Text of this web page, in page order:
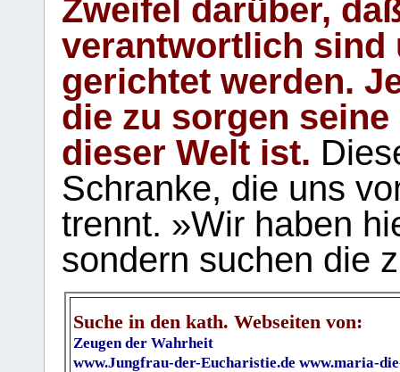
Zweifel darüber,
verantwortlich sind
gerichtet werden.
die zu sorgen
dieser Welt ist.
Schranke, die uns
trennt. »Wir haben
sondern suchen die
Suche in den kath. Webseiten von:
Zeugen der Wahrheit
www.Jungfrau-der-Eucharistie.de www.maria-